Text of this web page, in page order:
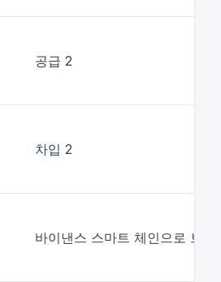
공급 2
차입 2
바이낸스 스마트 체인으로 브릿